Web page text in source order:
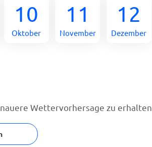
10
Oktober
11
November
12
Dezember
Wettervorhersage zu erhalten.